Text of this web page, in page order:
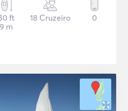
ft
9 m
18 Cruzeiro 0